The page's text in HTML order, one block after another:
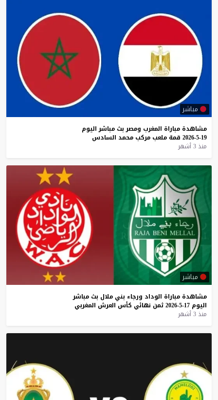
مباشر
مشاهدة مباراة المغرب ومصر بث مباشر اليوم
19-5-2026
قمة ملعب مركب محمد السادس
منذ 3 أشهر
مباشر
مشاهدة مباراة الوداد ورجاء بني ملال بث مباشر
اليوم 17-5-2026 ثمن نهائي كأس العرش المغربي
منذ 3 أشهر